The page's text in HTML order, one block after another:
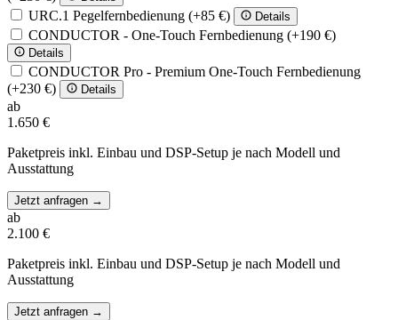
URC.1 Pegelfernbedienung (+85 €) Details
CONDUCTOR - One-Touch Fernbedienung (+190 €)
Details
CONDUCTOR Pro - Premium One-Touch Fernbedienung
(+230 €)
Details
ab
1.650 €
Paketpreis inkl. Einbau und DSP-Setup je nach Modell und
Ausstattung
Jetzt anfragen →
ab
2.100 €
Paketpreis inkl. Einbau und DSP-Setup je nach Modell und
Ausstattung
Jetzt anfragen →